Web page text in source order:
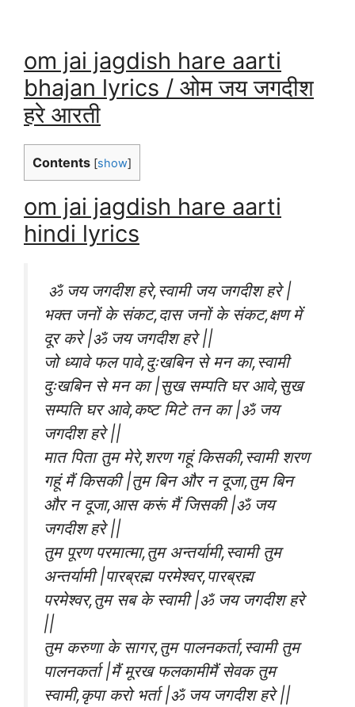
om jai jagdish hare aarti
bhajan lyrics / ओम जय जगदीश
हरे आरती
Contents [show]
om jai jagdish hare aarti
hindi lyrics
ॐ जय जगदीश हरे,स्वामी जय जगदीश हरे |
भक्त जनों के संकट,दास जनों के संकट,क्षण में
दूर करे |ॐ जय जगदीश हरे ||
जो ध्यावे फल पावे,दुःखबिन से मन का,स्वामी
दुःखबिन से मन का |सुख सम्पति घर आवे,सुख
सम्पति घर आवे,कष्ट मिटे तन का |ॐ जय
जगदीश हरे ||
मात पिता तुम मेरे,शरण गहूं किसकी,स्वामी शरण
गहूं मैं किसकी |तुम बिन और न दूजा,तुम बिन
और न दूजा,आस करूं मैं जिसकी |ॐ जय
जगदीश हरे ||
तुम पूरण परमात्मा,तुम अन्तर्यामी,स्वामी तुम
अन्तर्यामी |पारब्रह्म परमेश्वर,पारब्रह्म
परमेश्वर,तुम सब के स्वामी |ॐ जय जगदीश हरे
||
तुम करुणा के सागर,तुम पालनकर्ता,स्वामी तुम
पालनकर्ता |मैं मूरख फलकामीमैं सेवक तुम
स्वामी,कृपा करो भर्ता |ॐ जय जगदीश हरे ||